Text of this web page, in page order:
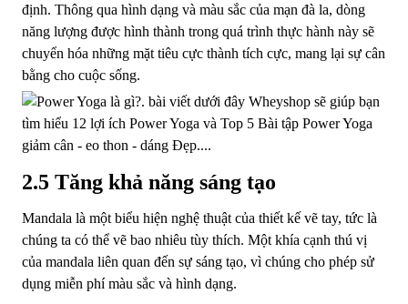
định. Thông qua hình dạng và màu sắc của mạn đà la, dòng
năng lượng được hình thành trong quá trình thực hành này sẽ
chuyển hóa những mặt tiêu cực thành tích cực, mang lại sự cân
bằng cho cuộc sống.
2.5 Tăng khả năng sáng tạo
Mandala là một biểu hiện nghệ thuật của thiết kế vẽ tay, tức là
chúng ta có thể vẽ bao nhiêu tùy thích. Một khía cạnh thú vị
của mandala liên quan đến sự sáng tạo, vì chúng cho phép sử
dụng miễn phí màu sắc và hình dạng.